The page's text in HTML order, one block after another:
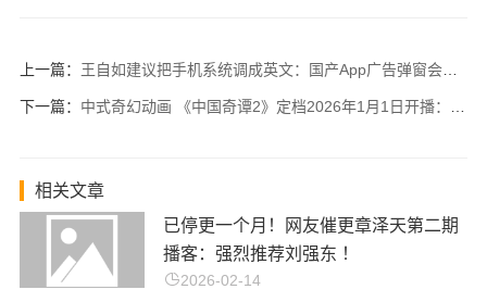
上一篇： 王自如建议把手机系统调成英文：国产App广告弹窗会变得极少 ！
下一篇： 中式奇幻动画 《中国奇谭2》定档2026年1月1日开播：原班人马回归 ！
相关文章
已停更一个月！网友催更章泽天第二期
播客：强烈推荐刘强东 ！
2026-02-14